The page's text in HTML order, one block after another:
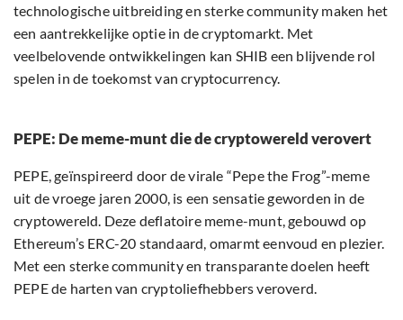
technologische uitbreiding en sterke community maken het
een aantrekkelijke optie in de cryptomarkt. Met
veelbelovende ontwikkelingen kan SHIB een blijvende rol
spelen in de toekomst van cryptocurrency.
PEPE: De meme-munt die de cryptowereld verovert
PEPE, geïnspireerd door de virale “Pepe the Frog”-meme
uit de vroege jaren 2000, is een sensatie geworden in de
cryptowereld. Deze deflatoire meme-munt, gebouwd op
Ethereum’s ERC-20 standaard, omarmt eenvoud en plezier.
Met een sterke community en transparante doelen heeft
PEPE de harten van cryptoliefhebbers veroverd.